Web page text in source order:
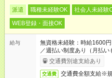
派遣 職種未経験OK 社会人未経験
WEB登録・面接OK
給与
無資格未経験：時給1600
／週払い制度あり（月払
了次第のお支払いとなりま
交通費別途支給あり
交通費 交通費全額支給※